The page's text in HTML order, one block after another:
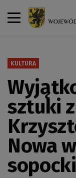
KULTURA
sztuki
Nowa